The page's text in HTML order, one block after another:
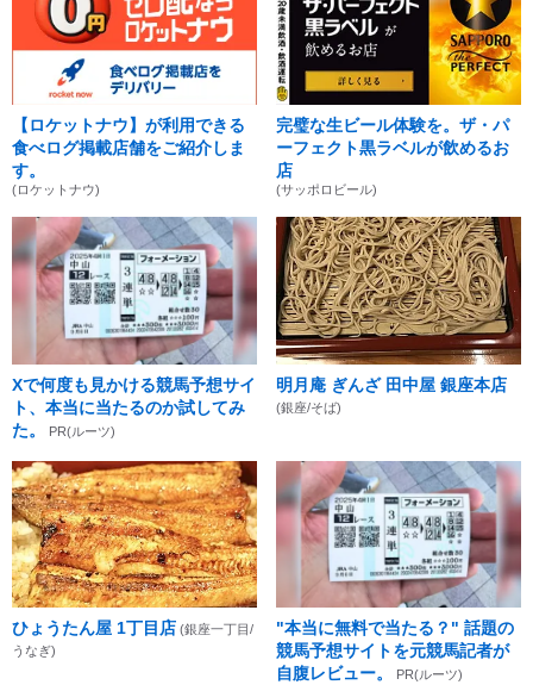
【ロケットナウ】が利用できる
食べログ掲載店舗をご紹介しま
す。
(ロケットナウ)
完璧な生ビール体験を。ザ・パ
ーフェクト黒ラベルが飲めるお
店
(サッポロビール)
Xで何度も見かける競馬予想サイ
ト、本当に当たるのか試してみ
た。
PR(ルーツ)
明月庵 ぎんざ 田中屋 銀座本店
(銀座/そば)
ひょうたん屋 1丁目店 (銀座一丁目/
うなぎ)
"本当に無料で当たる？" 話題の
競馬予想サイトを元競馬記者が
自腹レビュー。
PR(ルーツ)